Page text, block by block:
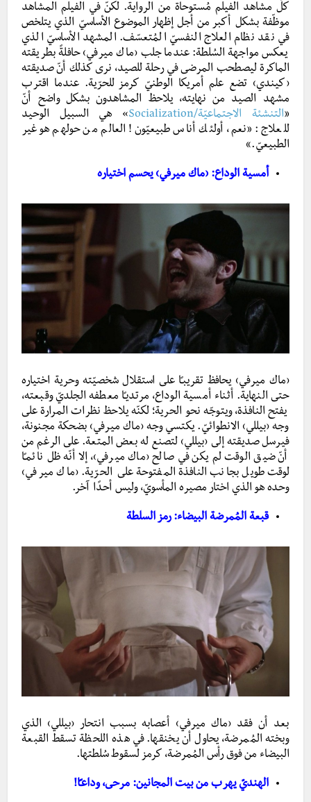
كلّ مشاهد الفيلم مُستوحاة من الرواية. لكنّ في الفيلم المشاهد
موظّفة بشكل أكبر من أجل إظهار الموضوع الأساسيّ الذي يتلخص
في نقد نظام العلاج النفسيّ المُتعسّف. المشهد الأساسيّ الذي
يعكس مواجهة السُلطة: عندما جلب ‹ماك ميرفي› حافلةً بطريقته
الماكرة ليصطحب المرضى في رحلة للصيد، نرى كذلك أنّ صديقته
‹كيندي› تضع علم أمريكا الوطنيّ كرمز للحرّية. عندما اقترب
مشهد الصيد من نهايته، يلاحظ المشاهدون بشكل واضح أنّ
«التنشئة الاجتماعيّة/Socialization
» هي السبيل الوحيد
للعلاج: «نعم، أولئك أناس طبيعيّون! العالم من حولهم هو غير
الطبيعيّ.»
أمسية الوداع: ‹ماك ميرفي› يحسم اختياره
‹ماك ميرفي› يحافظ تقريبـًا على استقلال شخصيّته وحرية اختياره
حتى النهاية. أثناء أمسية الوداع، مرتديـًا معطفه الجلديّ وقبعته،
يفتح النافذة، ويتوجّه نحو الحرية؛ لكنّه يلاحظ نظرات المرارة على
وجه ‹بيللي› الانطوائيّ. يكتسي وجه ‹ماك ميرفي› بضحكة مجنونة،
فيرسل صديقته إلى ‹بيللي› لتصنع له بعض المتعة. على الرغم من
أنّ ضيق الوقت لم يكن في صالح ‹ماك ميرفي›، إلا أنّه ظل نائمـًا
لوقت طويل بجانب النافذة المفتوحة على الحرّية. ‹ماك ميرفي›
وحده هو الذي اختار مصيره المأسويّ، وليس أحدًا آخر.
قبعة المُمرضة البيضاء: رمز السلطة
بعد أن فقد ‹ماك ميرفي› أعصابه بسبب انتحار ‹بيللي› الذي
وبخته المُمرضة، يحاول أن يخنقها. في هذه اللحظة تسقط القبعة
البيضاء من فوق رأس المُمرضة، كرمز لسقوط سُلطتها.
الهنديّ يهرب من بيت المجانين: مرحى، وداعـًا!